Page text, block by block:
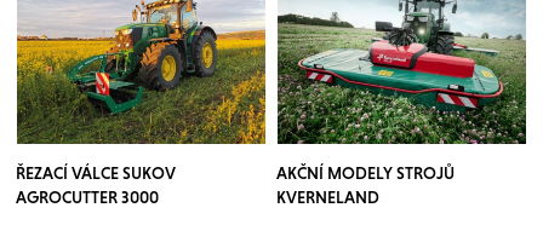
ŘEZACÍ VÁLCE SUKOV
AGROCUTTER 3000
AKČNÍ MODELY STROJŮ
KVERNELAND